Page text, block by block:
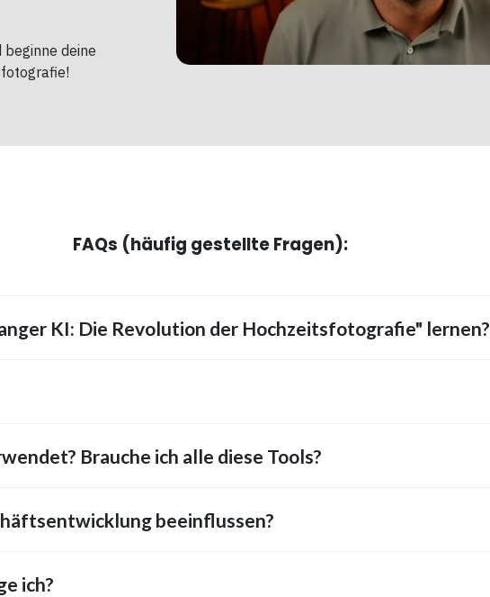
deine
FAQs (häufig gestellte Fragen):
KI: Die Revolution der Hochzeitsfotografie" lernen?
Brauche ich alle diese Tools?
beeinflussen?
ich?